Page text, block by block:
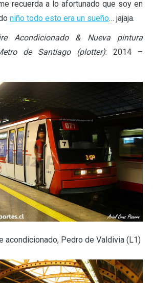
recuerda a lo afortunado que soy en
niño todo esto era un sueño… jajaja.
Acondicionado & Nueva pintura
de Santiago (plotter): 2014 –
acondicionado, Pedro de Valdivia (L1)